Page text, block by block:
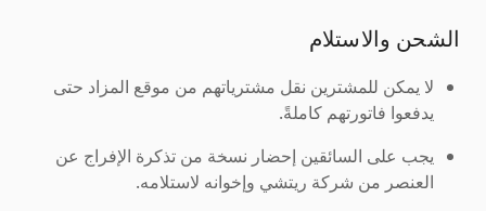
الشحن والاستلام
لا يمكن للمشترين نقل مشترياتهم من موقع المزاد حتى
يدفعوا فاتورتهم كاملةً.
يجب على السائقين إحضار نسخة من تذكرة الإفراج عن
العنصر من شركة ريتشي وإخوانه لاستلامه.